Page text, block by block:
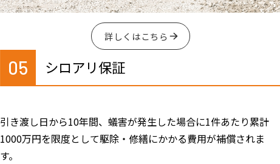
詳しくはこちら
05 シロアリ保証
引き渡し日から10年間、蟻害が発生した場合に1件あたり累計
1000万円を限度として駆除・修繕にかかる費用が補償されま
す。